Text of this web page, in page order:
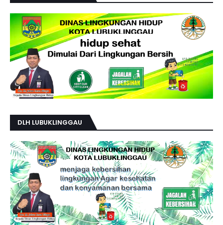
DLH LUBUKLINGGAU